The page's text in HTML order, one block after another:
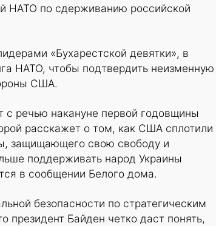
НАТО по сдерживанию российской
«Бухарестской девятки», в
НАТО, чтобы подтвердить неизменную
США.
с речью накануне первой годовщины
расскажет о том, как США сплотили
защищающего свою свободу и
поддерживать народ Украины
в сообщении Белого дома.
безопасности по стратегическим
Байден четко даст понять,